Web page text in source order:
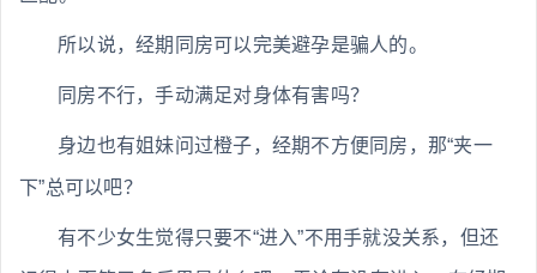
所以说，经期同房可以完美避孕是骗人的。
同房不行，手动满足对身体有害吗？
身边也有姐妹问过橙子，经期不方便同房，那“夹一
下”总可以吧？
有不少女生觉得只要不“进入”不用手就没关系，但还